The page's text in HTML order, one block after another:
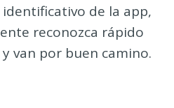
de la app,
reconozca rápido
van por buen camino.